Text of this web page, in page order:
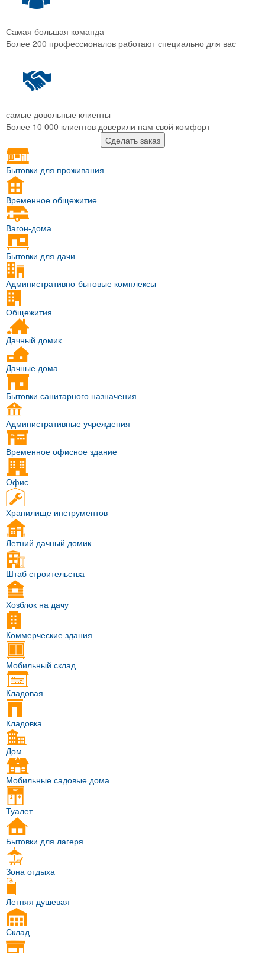
Самая большая команда
Более 200 профессионалов работают специально для вас
самые довольные клиенты
Более 10 000 клиентов доверили нам свой комфорт
Сделать заказ
Бытовки для проживания
Временное общежитие
Вагон-дома
Бытовки для дачи
Административно-бытовые комплексы
Общежития
Дачный домик
Дачные дома
Бытовки санитарного назначения
Административные учреждения
Временное офисное здание
Офис
Хранилище инструментов
Летний дачный домик
Штаб строительства
Хозблок на дачу
Коммерческие здания
Мобильный склад
Кладовая
Кладовка
Дом
Мобильные садовые дома
Туалет
Бытовки для лагеря
Зона отдыха
Летняя душевая
Склад